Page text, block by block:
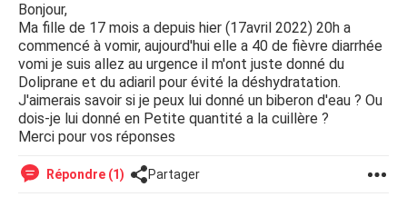
Bonjour,
Ma fille de 17 mois a depuis hier (17avril 2022) 20h a
commencé à vomir, aujourd'hui elle a 40 de fièvre diarrhée
vomi je suis allez au urgence il m'ont juste donné du
Doliprane et du adiaril pour évité la déshydratation.
J'aimerais savoir si je peux lui donné un biberon d'eau ? Ou
dois-je lui donné en Petite quantité a la cuillère ?
Merci pour vos réponses
Répondre (1) Partager